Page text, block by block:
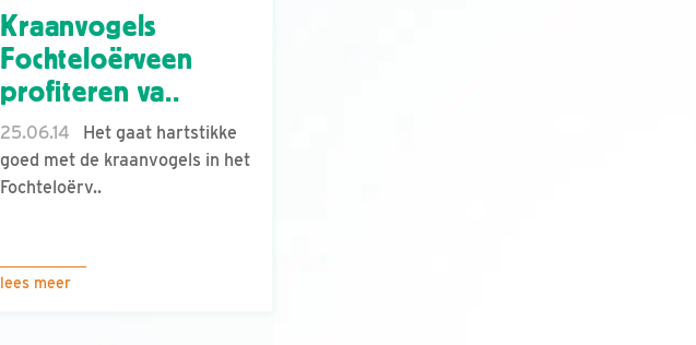
Kraanvogels
Fochteloërveen
profiteren va..
25.06.14 Het gaat hartstikke
goed met de kraanvogels in het
Fochteloërv..
lees meer